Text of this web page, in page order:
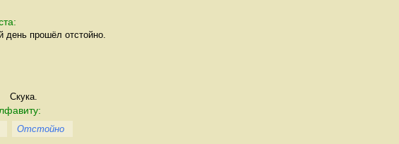
день прошёл отстойно.
Скука.
Отстойно